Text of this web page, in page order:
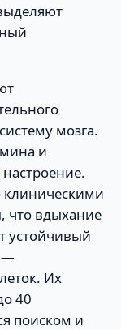
мозга.
и
клиническими
что вдыхание
устойчивый
—
Их
40
поиском и